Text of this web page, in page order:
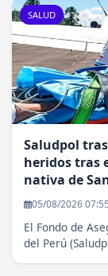
SALUD
Saludpol
heridos tras
nativa de
05/08/2026 07:55
El Fondo de
del Perú